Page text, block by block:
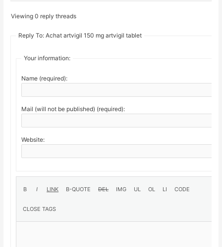
Viewing 0 reply threads
Reply To: Achat artvigil 150 mg artvigil tablet
Your information:
Name (required):
Mail (will not be published) (required):
Website: